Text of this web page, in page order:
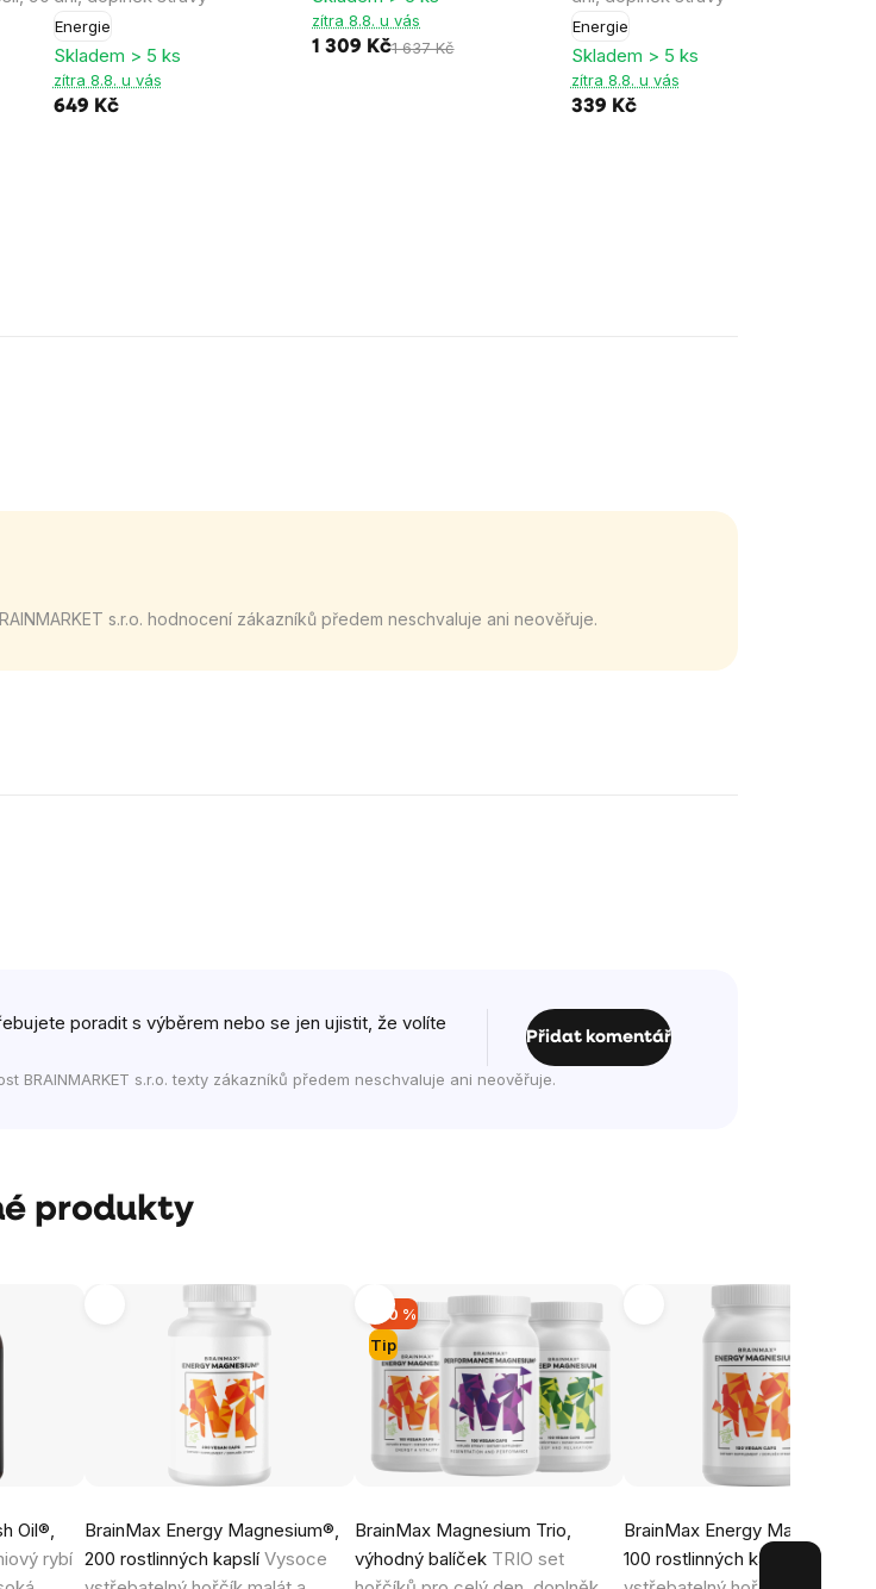
Energie
Skladem > 5 ks
zítra 8.8. u vás
649 Kč
zítra 8.8. u vás
1 309 Kč1 637 Kč
Energie
Skladem > 5 ks
zítra 8.8. u vás
339 Kč
s.r.o. hodnocení zákazníků předem neschvaluje ani neověřuje.
poradit s výběrem nebo se jen ujistit, že volíte
Přidat komentář
s.r.o. texty zákazníků předem neschvaluje ani neověřuje.
produkty
Oil®,
rybí
BrainMax Energy Magnesium®,
200 rostlinných kapslíVysoce
Tip
-20 %
BrainMax Magnesium Trio,
výhodný balíček TRIO set
BrainMax Energy
100 rostlinných kapslí
Vysoce